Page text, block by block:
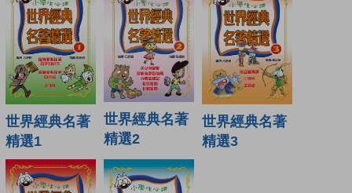
世界經典名著
精選1
世界經典名著
精選2
世界經典名著
精選3